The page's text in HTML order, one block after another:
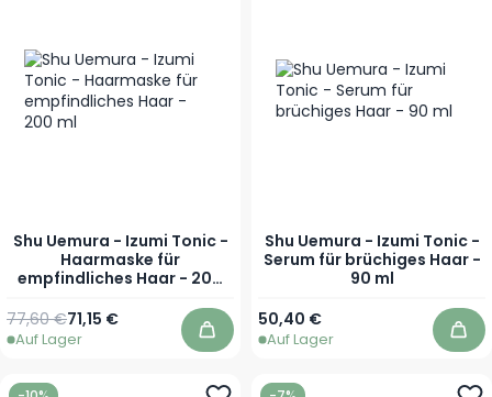
Shu Uemura - Izumi Tonic -
Haarmaske für
empfindliches Haar - 200
Sonderpreis
71,15 €
Regulärer Preis
77,60 €
Auf Lager In den Warenkorb
Shu Uemura - Izumi Tonic -
Serum für brüchiges Haar -
90 ml
50,40 €
Auf Lager In